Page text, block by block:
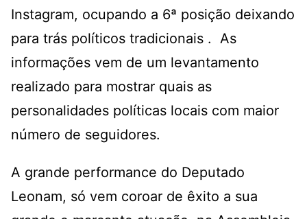
Instagram, ocupando a 6ª posição deixando
para trás políticos tradicionais . As
informações vem de um levantamento
realizado para mostrar quais as
personalidades políticas locais com maior
número de seguidores.
A grande performance do Deputado
Leonam, só vem coroar de êxito a sua